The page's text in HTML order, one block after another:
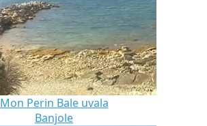
Mon Perin Bale uvala
Banjole